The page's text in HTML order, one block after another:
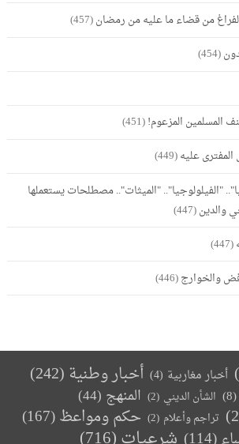
من قضاء ما عليه من رمضان(457)
(454)
المسلمين المزعوم!(451)
المفترى عليه(449)
"الفيلولوجيا".. "الميثات".. مصطلحات يستعملها
والدين(447)
(447)
والخوارج(446)
أخبار مغاربية (4) أخبار وطنية(242)
(8) الشأن الديني (2) المنهج (44)
تراجم وأعلام (2) حكم ومواعظ(167)